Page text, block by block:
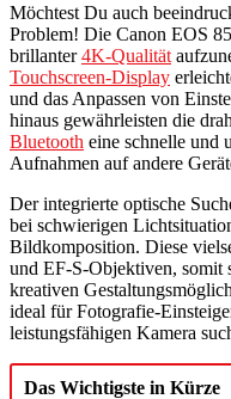
Möchtest Du auch
Problem! Die Canon EOS
brillanter4K-Qualität
Touchscreen-Display
und das Anpassen von
hinaus gewährleisten die
Bluetooth eine schnelle und
Aufnahmen auf andere
Der integrierte optische
bei schwierigen
Bildkomposition. Diese
und EF-S-Objektiven, somit
kreativen
ideal für Fotografie-
leistungsfähigen Kamera
Das Wichtigste in Kürze